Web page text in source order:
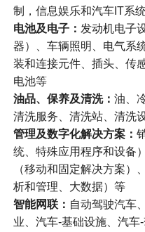
制，信息娱乐和汽车IT系
电池及电子： 发动机电子
器）、车辆照明、电气系
装和连接元件、插头、传
电池等
油品、保养及清洗： 油、
清洗服务、清洗站、清洗
管理及数字化解决方案：
统、特殊应用程序和设备
（移动和固定解决方案）
析和管理、大数据）等
智能网联： 自动驾驶汽车
业、汽车-基础设施、汽